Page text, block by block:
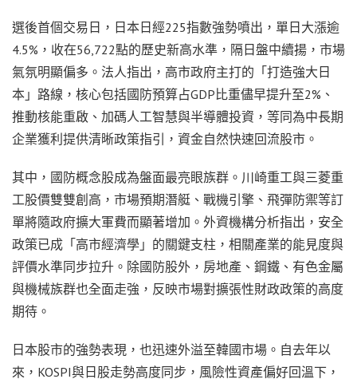
選後首個交易日，日本日經225指數強勢噴出，單日大漲逾
4.5%，收在56,722點的歷史新高水準，隔日盤中續揚，市場
氣氛明顯偏多。法人指出，高市政府主打的「打造強大日
本」路線，核心包括國防預算占GDP比重儘早提升至2%、
推動核能重啟、加碼人工智慧與半導體投資，等同為中長期
企業獲利提供清晰政策指引，資金自然快速回流股市。
其中，國防概念股成為盤面最亮眼族群。川崎重工與三菱重
工股價雙雙創高，市場預期潛艇、戰機引擎、飛彈防禦等訂
單將隨政府擴大軍費而顯著增加。外資機構分析指出，安全
政策已成「高市經濟學」的關鍵支柱，相關產業的能見度與
評價水準同步拉升。除國防股外，房地產、鋼鐵、有色金屬
與機械族群也全面走強，反映市場對擴張性財政政策的高度
期待。
日本股市的強勢表現，也迅速外溢至韓國市場。自去年以
來，KOSPI與日股走勢高度同步，風險性資產偏好回溫下，